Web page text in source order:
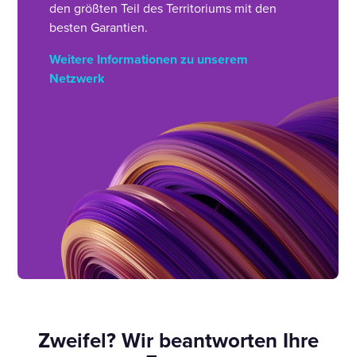
den größten Teil des Territoriums mit den
besten Garantien.
Weitere Informationen zu unserem
Netzwerk
Zweifel? Wir beantworten Ihre